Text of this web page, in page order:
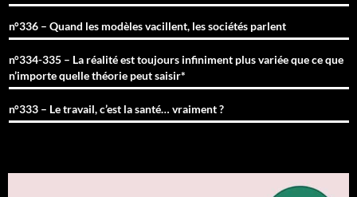
n°336 – Quand les modèles vacillent, les sociétés parlent
n°334-335 – La réalité est toujours infiniment plus variée que ce que
n’importe quelle théorie peut saisir*
n°333 – Le travail, c’est la santé… vraiment ?